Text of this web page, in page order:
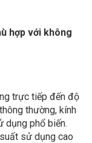
hợp với không
trực tiếp đến độ
thường, kính
dụng phổ biến.
sử dụng cao